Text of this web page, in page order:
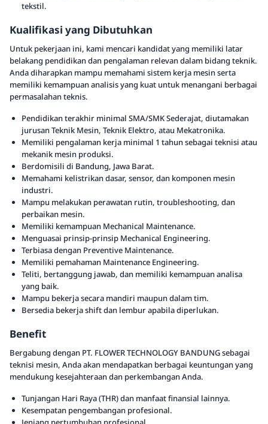
tekstil.
Kualifikasi yang Dibutuhkan
Untuk pekerjaan ini, kami mencari kandidat yang memiliki latar
belakang pendidikan dan pengalaman relevan dalam bidang teknik.
Anda diharapkan mampu memahami sistem kerja mesin serta
memiliki kemampuan analisis yang kuat untuk menangani berbagai
permasalahan teknis.
Pendidikan terakhir minimal SMA/SMK Sederajat, diutamakan
jurusan Teknik Mesin, Teknik Elektro, atau Mekatronika.
Memiliki pengalaman kerja minimal 1 tahun sebagai teknisi atau
mekanik mesin produksi.
Berdomisili di Bandung, Jawa Barat.
Memahami kelistrikan dasar, sensor, dan komponen mesin
industri.
Mampu melakukan perawatan rutin, troubleshooting, dan
perbaikan mesin.
Memiliki kemampuan Mechanical Maintenance.
Menguasai prinsip-prinsip Mechanical Engineering.
Terbiasa dengan Preventive Maintenance.
Memiliki pemahaman Maintenance Engineering.
Teliti, bertanggung jawab, dan memiliki kemampuan analisa
yang baik.
Mampu bekerja secara mandiri maupun dalam tim.
Bersedia bekerja shift dan lembur apabila diperlukan.
Benefit
Bergabung dengan PT. FLOWER TECHNOLOGY BANDUNG sebagai
teknisi mesin, Anda akan mendapatkan berbagai keuntungan yang
mendukung kesejahteraan dan perkembangan Anda.
Tunjangan Hari Raya (THR) dan manfaat finansial lainnya.
Kesempatan pengembangan profesional.